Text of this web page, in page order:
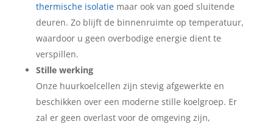
thermische isolatiemaar ook van goed sluitende
deuren. Zo blijft de binnenruimte op temperatuur,
waardoor u geen overbodige energie dient te
verspillen.
Stille werking
Onze huurkoelcellen zijn stevig afgewerkte en
beschikken over een moderne stille koelgroep. Er
zal er geen overlast voor de omgeving zijn,